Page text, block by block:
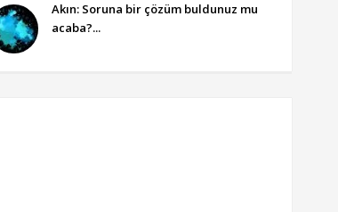
Akın: Soruna bir çözüm buldunuz mu
acaba?...